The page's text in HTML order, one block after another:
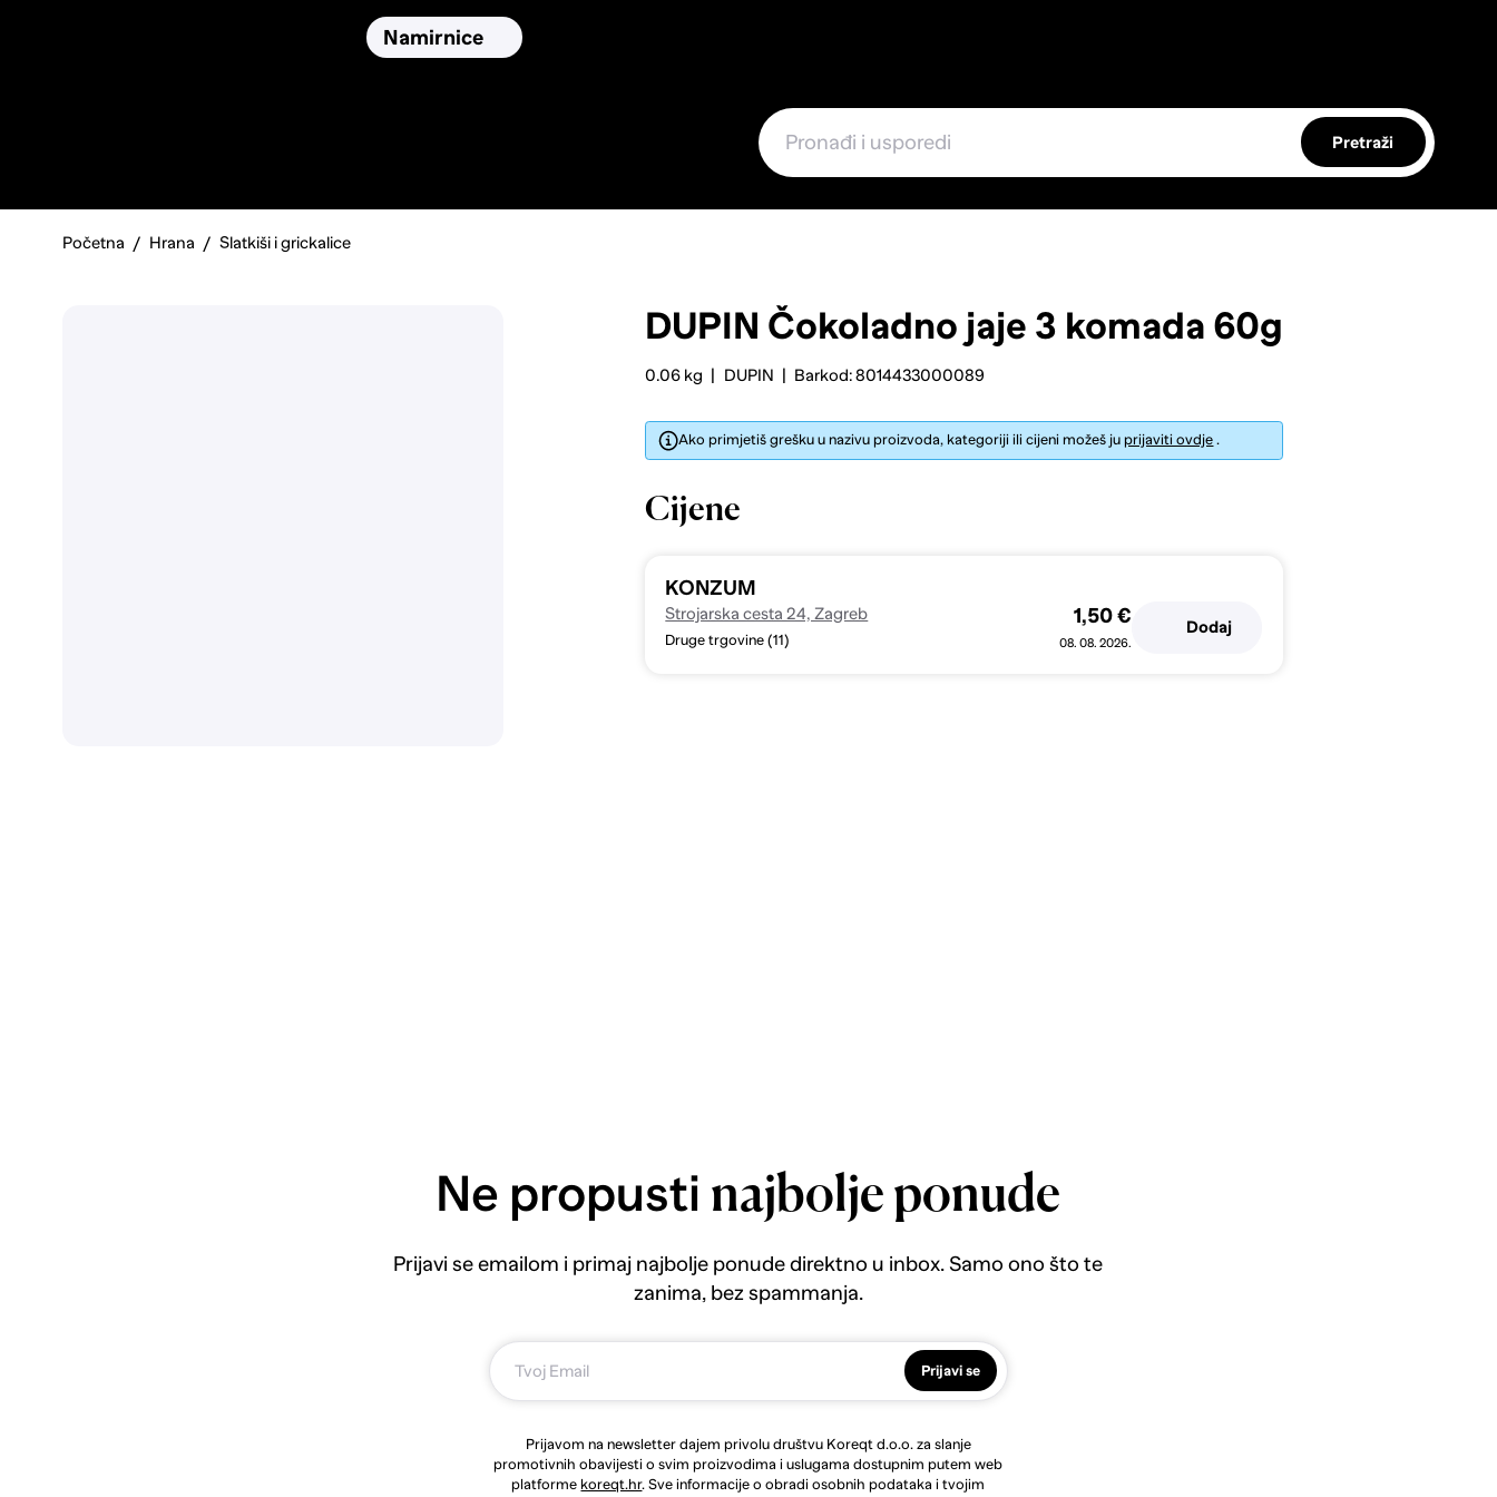
Namirnice
Pretraži
Početna Hrana Slatkiši i grickalice
DUPIN Čokoladno jaje 3 komada 60g
0.06 kg DUPIN Barkod: 8014433000089
Ako primjetiš grešku u nazivu proizvoda, kategoriji ili cijeni možeš juprijaviti ovdje .
Cijene
KONZUM
Strojarska cesta 24, Zagreb
Druge trgovine (11)
1,50 €
08. 08. 2026.
Dodaj
Ne propusti najbolje ponude
Prijavi se emailom i primaj najbolje ponude direktno u inbox. Samo ono što te
zanima, bez spammanja.
Prijavi se
Prijavom na newsletter dajem privolu društvu Koreqt d.o.o. za slanje
promotivnih obavijesti o svim proizvodima i uslugama dostupnim putem web
platforme koreqt.hr. Sve informacije o obradi osobnih podataka i tvojim